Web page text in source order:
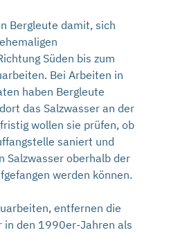
Bergleute damit, sich
Süden bis zum
Bei Arbeiten in
haben Bergleute
das Salzwasser an der
wollen sie prüfen, ob
saniert und
Salzwasser oberhalb der
werden können.
entfernen die
in den 1990er-Jahren als